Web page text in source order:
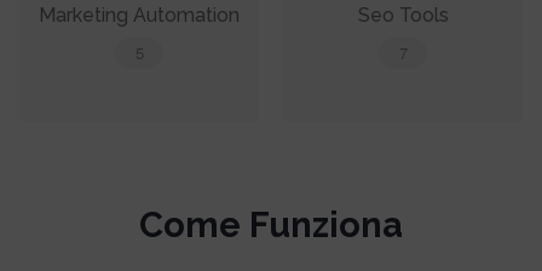
Marketing Automation
5
Seo Tools
7
Come Funziona